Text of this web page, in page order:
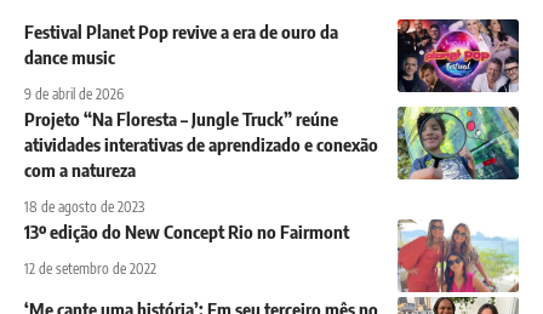
Festival Planet Pop revive a era de ouro da
dance music
9 de abril de 2026
Projeto “Na Floresta – Jungle Truck” reúne
atividades interativas de aprendizado e conexão
com a natureza
18 de agosto de 2023
13º edição do New Concept Rio no Fairmont
12 de setembro de 2022